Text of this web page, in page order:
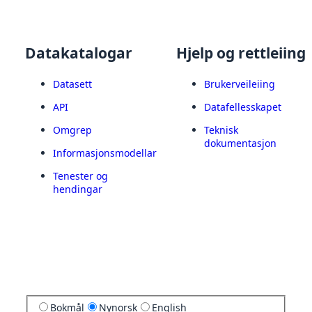
Datakatalogar
Datasett
API
Omgrep
Informasjonsmodellar
Tenester og
hendingar
Hjelp og rettleiing
Brukerveileiing
Datafellesskapet
Teknisk
dokumentasjon
Bokmål Nynorsk English